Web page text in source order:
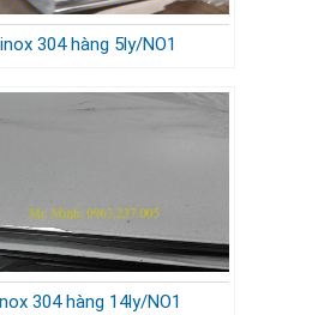
304 hàng 5ly/NO1
304 hàng 14ly/NO1